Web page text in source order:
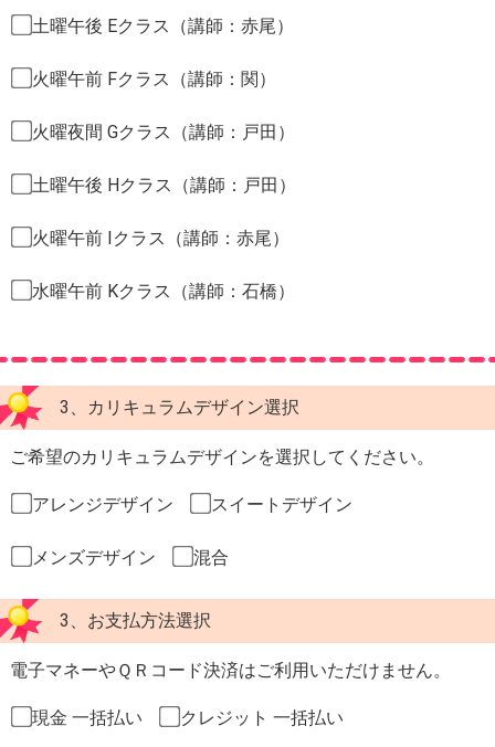
土曜午後 Eクラス（講師：赤尾）
火曜午前 Fクラス（講師：関）
火曜夜間 Gクラス（講師：戸田）
土曜午後 Hクラス（講師：戸田）
火曜午前 Iクラス（講師：赤尾）
水曜午前 Kクラス（講師：石橋）
3、カリキュラムデザイン選択
ご希望のカリキュラムデザインを選択してください。
アレンジデザイン スイートデザイン
メンズデザイン 混合
3、お支払方法選択
電子マネーやＱＲコード決済はご利用いただけません。
現金 一括払い クレジット 一括払い